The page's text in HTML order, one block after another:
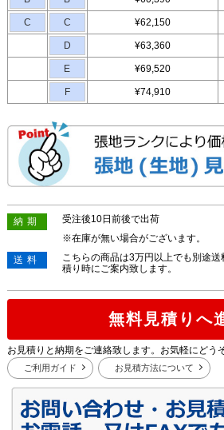
C C ¥62,150
D ¥63,360
E ¥69,520
F ¥74,910
納期
受注後10日前後で出荷
※在庫が無い場合がございます。
送料
こちらの商品は3万円以上でも別途
積り時にご案内致します。
無料見積りへ
お見積りと納期をご連絡致します。お気軽にどう
ご利用ガイド お見積方法について